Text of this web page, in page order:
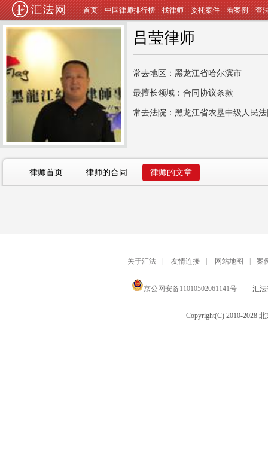
首页 中国律师排行榜 找律师 委托案件 看案例 查
吕莹律师
常去地区：黑龙江省哈尔滨市
最擅长领域：合同协议条款
常去法院：黑龙江省农垦中级人民
律师首页 律师的合同 律师的文章
关于汇法 友情连接 网站地图 案
京公网安备11010502061141号 汇法
Copyright(C) 2010-2028